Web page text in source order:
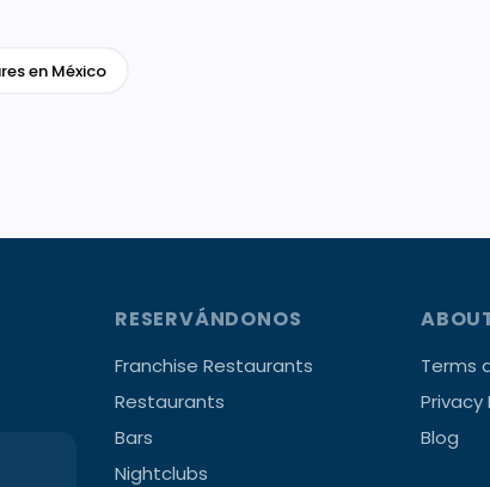
en México
RESERVÁNDONOS
Franchise Restaurants
Restaurants
Bars
Nightclubs
Terms
Privacy
Blog